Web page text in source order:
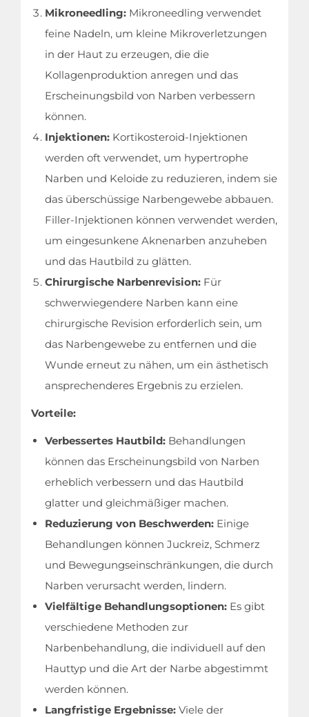
Mikroneedling: Mikroneedling verwendet
feine Nadeln, um kleine Mikroverletzungen
in der Haut zu erzeugen, die die
Kollagenproduktion anregen und das
Erscheinungsbild von Narben verbessern
können.
Injektionen: Kortikosteroid-Injektionen
werden oft verwendet, um hypertrophe
Narben und Keloide zu reduzieren, indem sie
das überschüssige Narbengewebe abbauen.
Filler-Injektionen können verwendet werden,
um eingesunkene Aknenarben anzuheben
und das Hautbild zu glätten.
Chirurgische Narbenrevision: Für
schwerwiegendere Narben kann eine
chirurgische Revision erforderlich sein, um
das Narbengewebe zu entfernen und die
Wunde erneut zu nähen, um ein ästhetisch
ansprechenderes Ergebnis zu erzielen.
Vorteile:
Verbessertes Hautbild: Behandlungen
können das Erscheinungsbild von Narben
erheblich verbessern und das Hautbild
glatter und gleichmäßiger machen.
Reduzierung von Beschwerden: Einige
Behandlungen können Juckreiz, Schmerz
und Bewegungseinschränkungen, die durch
Narben verursacht werden, lindern.
Vielfältige Behandlungsoptionen: Es gibt
verschiedene Methoden zur
Narbenbehandlung, die individuell auf den
Hauttyp und die Art der Narbe abgestimmt
werden können.
Langfristige Ergebnisse: Viele der
Startseite
Medizinische Behandlungen
Kliniken & Ärzte
Leitfaden
Unternehmen
Kontakt